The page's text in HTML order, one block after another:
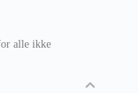
alle ikke